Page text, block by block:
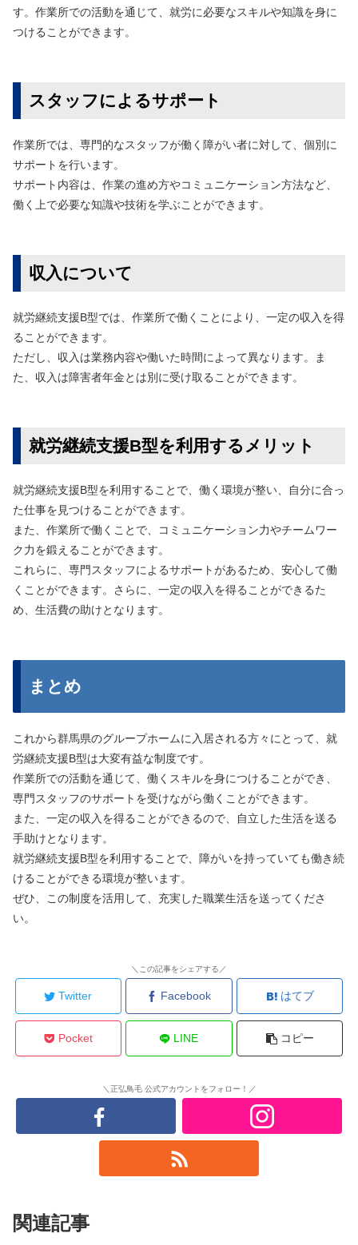
す。作業所での活動を通じて、就労に必要なスキルや知識を身に
つけることができます。
スタッフによるサポート
作業所では、専門的なスタッフが働く障がい者に対して、個別に
サポートを行います。
サポート内容は、作業の進め方やコミュニケーション方法など、
働く上で必要な知識や技術を学ぶことができます。
収入について
就労継続支援B型では、作業所で働くことにより、一定の収入を得
ることができます。
ただし、収入は業務内容や働いた時間によって異なります。ま
た、収入は障害者年金とは別に受け取ることができます。
就労継続支援B型を利用するメリット
就労継続支援B型を利用することで、働く環境が整い、自分に合っ
た仕事を見つけることができます。
また、作業所で働くことで、コミュニケーション力やチームワー
ク力を鍛えることができます。
これらに、専門スタッフによるサポートがあるため、安心して働
くことができます。さらに、一定の収入を得ることができるた
め、生活費の助けとなります。
まとめ
これから群馬県のグループホームに入居される方々にとって、就
労継続支援B型は大変有益な制度です。
作業所での活動を通じて、働くスキルを身につけることができ、
専門スタッフのサポートを受けながら働くことができます。
また、一定の収入を得ることができるので、自立した生活を送る
手助けとなります。
就労継続支援B型を利用することで、障がいを持っていても働き続
けることができる環境が整います。
ぜひ、この制度を活用して、充実した職業生活を送ってくださ
い。
＼この記事をシェアする／
Twitter Facebook はてブ
Pocket LINE コピー
＼正弘鳥毛 公式アカウントをフォロー！／
関連記事